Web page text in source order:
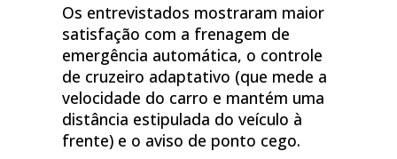
Os entrevistados mostraram maior
satisfação com a frenagem de
emergência automática, o controle
de cruzeiro adaptativo (que mede a
velocidade do carro e mantém uma
distância estipulada do veículo à
frente) e o aviso de ponto cego.